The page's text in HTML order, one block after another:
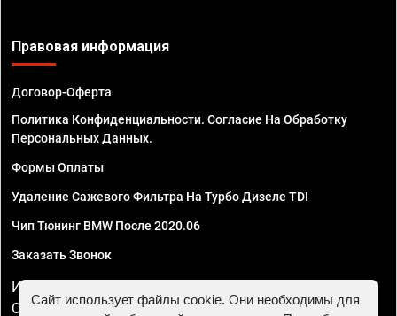
Правовая информация
Договор-Оферта
Политика Конфиденциальности. Согласие На Обработку
Персональных Данных.
Формы Оплаты
Удаление Сажевого Фильтра На Турбо Дизеле TDI
Чип Тюнинг BMW После 2020.06
Заказать Звонок
ИП Смирнов Георгий Павлович. ИНН 781302555843,
ОГРНИП 324470400032610
Сайт использует файлы cookie. Они необходимы для